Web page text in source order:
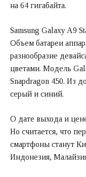
на 64 гигабайта.
Samsung Galaxy A9
Объем батареи
разнообразие
цветами. Модель
Snapdragon 450. Из
серый и синий.
О дате выхода и
Но считается, что
смартфоны станут
Индонезия,